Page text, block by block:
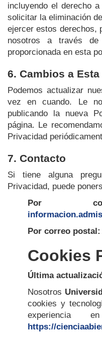
incluyendo el derecho
solicitar la eliminación
ejercer estos derechos,
nosotros a través
proporcionada en esta
6. Cambios a
Podemos actualizar
vez en cuando. Le
publicando la nueva
página. Le
Privacidad
7. Contacto
Si tiene alguna
Privacidad, puede
Por
Por correo postal:
Cookies
Última
Nosotros
cookies y
experiencia
https://